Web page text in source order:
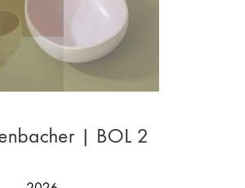
| BOL 2